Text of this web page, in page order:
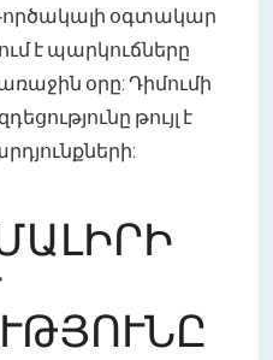
օգտակար
է պարկուճները
օրը: Դիմումի
թույլ է